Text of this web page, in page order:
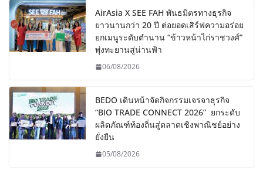
AirAsia X SEE FAH พันธมิตรทางธุรกิจ
ยาวนานกว่า 20 ปี ต่อยอดเสิร์ฟความอร่อย
ยกเมนูระดับตำนาน “ข้าวหน้าไก่ราชวงศ์”
พุ่งทะยานสู่น่านฟ้า
06/08/2026
BEDO เดินหน้าจัดกิจกรรมเจรจาธุรกิจ
“BIO TRADE CONNECT 2026” ยกระดับ
ผลิตภัณฑ์ท้องถิ่นสู่ตลาดเชิงพาณิชย์อย่าง
ยั่งยืน
05/08/2026